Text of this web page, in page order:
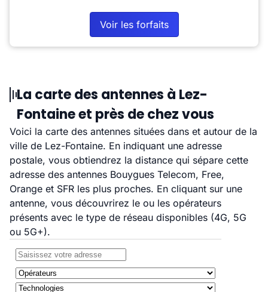
Voir les forfaits
La carte des antennes à Lez-
Fontaine et près de chez vous
Voici la carte des antennes situées dans et autour de la
ville de Lez-Fontaine. En indiquant une adresse
postale, vous obtiendrez la distance qui sépare cette
adresse des antennes Bouygues Telecom, Free,
Orange et SFR les plus proches. En cliquant sur une
antenne, vous découvrirez le ou les opérateurs
présents avec le type de réseau disponibles (4G, 5G
ou 5G+).